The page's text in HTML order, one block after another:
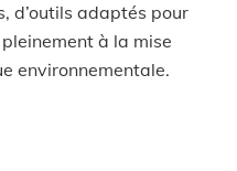
d’outils adaptés pour
à la mise
environnementale.